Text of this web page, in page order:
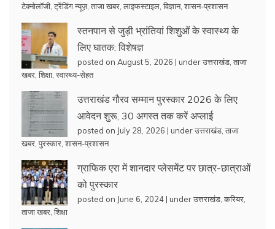
टेक्नोलॉजी ट्रेंडिंग न्यूज़, ताजा खबर लाइफस्टाइल विज्ञान, शासन-प्रशासन
स्तनपान से जुड़ी भ्रांतियां शिशुओं के स्वास्थ्य के
लिए घातक: विशेषज्ञ
posted on August 5, 2026 | underउत्तराखंड ताजा
खबर शिक्षा स्वास्थ्य-सेहत
उत्तराखंड गौरव सम्मान पुरस्कार 2026 के लिए
आवेदन शुरू, 30 अगस्त तक करें अप्लाई
posted on July 28, 2026 | underउत्तराखंड ताजा
खबर पुरस्कार शासन-प्रशासन
ग्राफिक एरा में शानदार प्लेसमेंट पर छात्र-छात्राओं
को पुरस्कार
posted on June 6, 2024 | underउत्तराखंड करियर
ताजा खबर शिक्षा